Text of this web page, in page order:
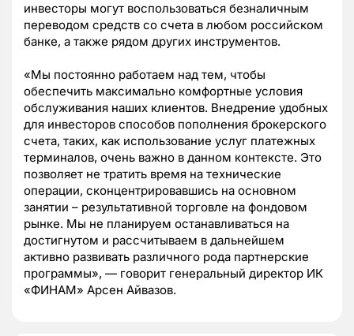
инвесторы могут воспользоваться безналичным
переводом средств со счета в любом российском
банке, а также рядом других инструментов.
«Мы постоянно работаем над тем, чтобы
обеспечить максимально комфортные условия
обслуживания наших клиентов. Внедрение удобных
для инвесторов способов пополнения брокерского
счета, таких, как использование услуг платежных
терминалов, очень важно в данном контексте. Это
позволяет не тратить время на технические
операции, сконцентрировавшись на основном
занятии – результативной торговле на фондовом
рынке. Мы не планируем останавливаться на
достигнутом и рассчитываем в дальнейшем
активно развивать различного рода партнерские
программы», — говорит генеральный директор ИК
«ФИНАМ» Арсен Айвазов.